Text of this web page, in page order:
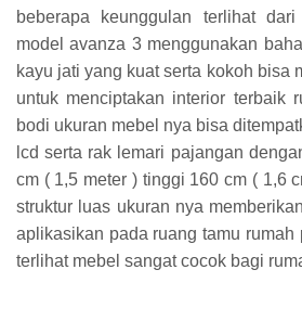
beberapa keunggulan terlihat
model avanza 3 menggunakan
kayu jati yang kuat serta kokoh bisa
untuk menciptakan interior terbaik
bodi ukuran mebel nya bisa
lcd serta rak lemari pajangan
cm ( 1,5 meter ) tinggi 160 cm ( 1,6
struktur luas ukuran nya
aplikasikan pada ruang tamu rumah
terlihat mebel sangat cocok bagi